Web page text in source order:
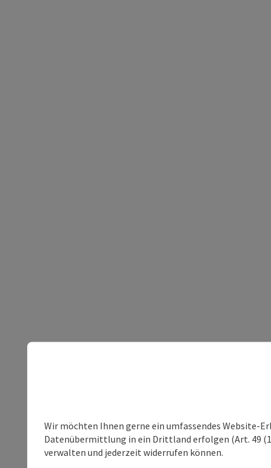
Wir möchten Ihnen gerne ein umfassendes Website-
Datenübermittlung in ein Drittland erfolgen (Art. 49
verwalten und jederzeit widerrufen können.